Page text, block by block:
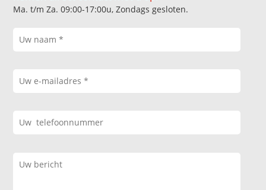
Ma. t/m Za. 09:00-17:00u, Zondags gesloten.